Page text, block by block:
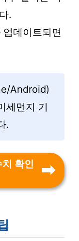
.
데이트되면
Android)
세먼지 기
.
확인